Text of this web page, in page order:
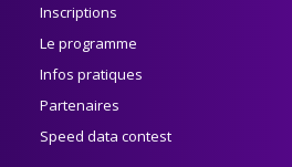
Inscriptions
Le programme
Infos pratiques
Partenaires
Speed data contest